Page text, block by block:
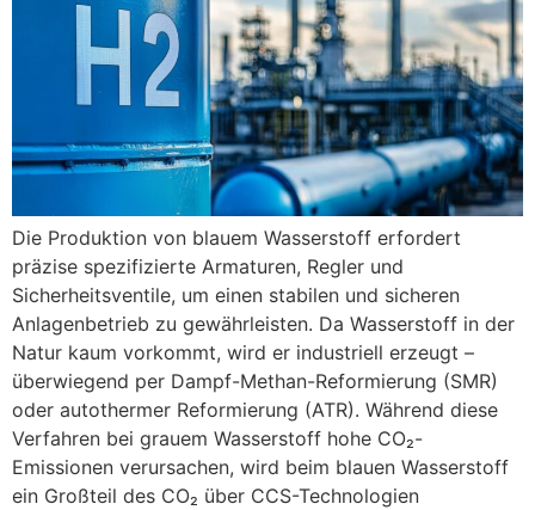
Die Produktion von blauem Wasserstoff erfordert
präzise spezifizierte Armaturen, Regler und
Sicherheitsventile, um einen stabilen und sicheren
Anlagenbetrieb zu gewährleisten. Da Wasserstoff in der
Natur kaum vorkommt, wird er industriell erzeugt –
überwiegend per Dampf-Methan-Reformierung (SMR)
oder autothermer Reformierung (ATR). Während diese
Verfahren bei grauem Wasserstoff hohe CO₂-
Emissionen verursachen, wird beim blauen Wasserstoff
ein Großteil des CO₂ über CCS-Technologien